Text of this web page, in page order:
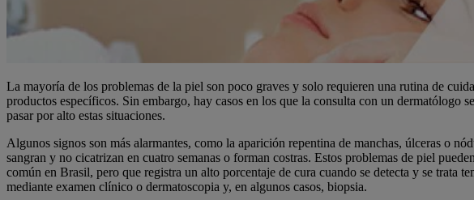
La mayoría de los problemas de la piel son poco graves y solo requieren una rutina de
productos específicos. Sin embargo, hay casos en los que la consulta con un dermatólogo
pasar por alto estas situaciones.
Algunos signos son más alarmantes, como la aparición repentina de manchas, úlceras o
sangran y no cicatrizan en cuatro semanas o forman costras. Estos problemas de piel
común en Brasil, pero que registra un alto porcentaje de cura cuando se detecta y se trata
mediante examen clínico o dermatoscopia y, en algunos casos, biopsia.